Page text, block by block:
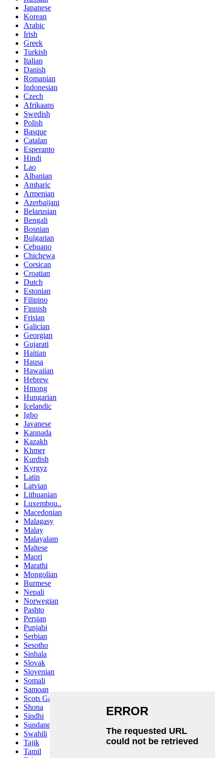
Japanese
Korean
Arabic
Irish
Greek
Turkish
Italian
Danish
Romanian
Indonesian
Czech
Afrikaans
Swedish
Polish
Basque
Catalan
Esperanto
Hindi
Lao
Albanian
Amharic
Armenian
Azerbaijani
Belarusian
Bengali
Bosnian
Bulgarian
Cebuano
Chichewa
Corsican
Croatian
Dutch
Estonian
Filipino
Finnish
Frisian
Galician
Georgian
Gujarati
Haitian
Hausa
Hawaiian
Hebrew
Hmong
Hungarian
Icelandic
Igbo
Javanese
Kannada
Kazakh
Khmer
Kurdish
Kyrgyz
Latin
Latvian
Lithuanian
Luxembou..
Macedonian
Malagasy
Malay
Malayalam
Maltese
Maori
Marathi
Mongolian
Burmese
Nepali
Norwegian
Pashto
Persian
Punjabi
Serbian
Sesotho
Sinhala
Slovak
Slovenian
Somali
Samoan
Scots Gaelic
Shona
Sindhi
Sundanese
Swahili
Tajik
Tamil